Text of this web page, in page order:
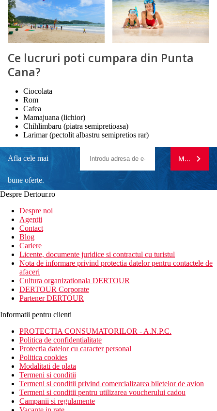
Ce lucruri poti cumpara din Punta
Cana?
Ciocolata
Rom
Cafea
Mamajuana (lichior)
Chihlimbaru (piatra semipretioasa)
Larimar (pectolit albastru semipretios rar)
Afla cele mai
bune oferte.
newsletter!
MA
Despre Dertour.ro
Despre noi
Agentii
Contact
Blog
Cariere
Licente, documente juridice si contractul cu turistul
Nota de informare privind protectia datelor pentru contactele de
afaceri
Cultura organizationala DERTOUR
DERTOUR Corporate
Partener DERTOUR
Informatii pentru clienti
PROTECTIA CONSUMATORILOR - A.N.P.C.
Politica de confidentialitate
Protectia datelor cu caracter personal
Politica cookies
Modalitati de plata
Termeni si conditii
Termeni si conditii privind comercializarea biletelor de avion
Termeni si conditii pentru utilizarea voucherului cadou
Campanii si regulamente